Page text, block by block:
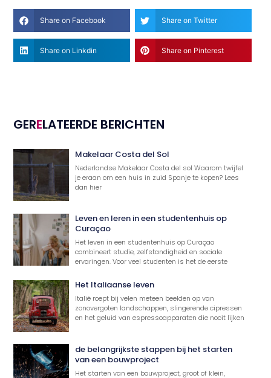
Share on Facebook Share on Twitter
Share on Linkdin Share on Pinterest
GERELATEERDE BERICHTEN
Makelaar Costa del Sol
Nederlandse Makelaar Costa del sol Waarom twijfel
je eraan om een huis in zuid Spanje te kopen? Lees
dan hier
Leven en leren in een studentenhuis op
Curaçao
Het leven in een studentenhuis op Curaçao
combineert studie, zelfstandigheid en sociale
ervaringen. Voor veel studenten is het de eerste
Het Italiaanse leven
Italië roept bij velen meteen beelden op van
zonovergoten landschappen, slingerende cipressen
en het geluid van espressoapparaten die nooit lijken
de belangrijkste stappen bij het starten
van een bouwproject
Het starten van een bouwproject, groot of klein,